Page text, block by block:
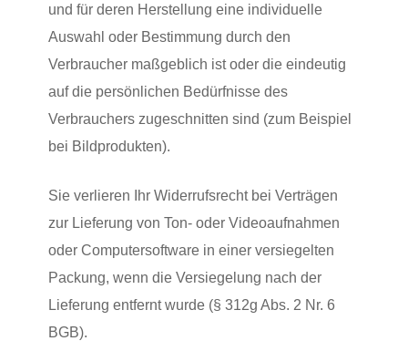
und für deren Herstellung eine individuelle
Auswahl oder Bestimmung durch den
Verbraucher maßgeblich ist oder die eindeutig
auf die persönlichen Bedürfnisse des
Verbrauchers zugeschnitten sind (zum Beispiel
bei Bildprodukten).
Sie verlieren Ihr Widerrufsrecht bei Verträgen
zur Lieferung von Ton- oder Videoaufnahmen
oder Computersoftware in einer versiegelten
Packung, wenn die Versiegelung nach der
Lieferung entfernt wurde (§ 312g Abs. 2 Nr. 6
BGB).